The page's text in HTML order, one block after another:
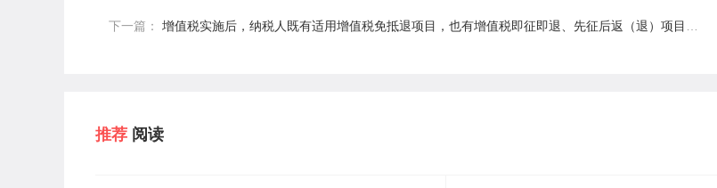
下一篇： 增值税实施后，纳税人既有适用增值税免抵退项目，也有增值税即征即退、先征后返（退）项目的，在核算上有什么要求？
推荐 阅读